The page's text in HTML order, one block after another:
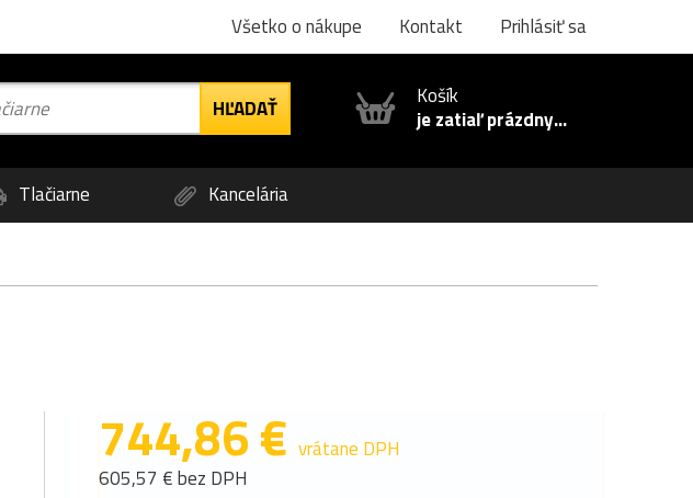
Všetko o nákupe Kontakt Prihlásiť sa
Košík
je zatiaľ prázdny...
Tlačiarne Kancelária
744,86 € vrátane DPH
605,57 € bez DPH